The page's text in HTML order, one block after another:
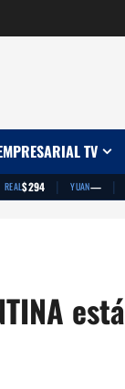
TV
REAL$294 | YUAN— |
está